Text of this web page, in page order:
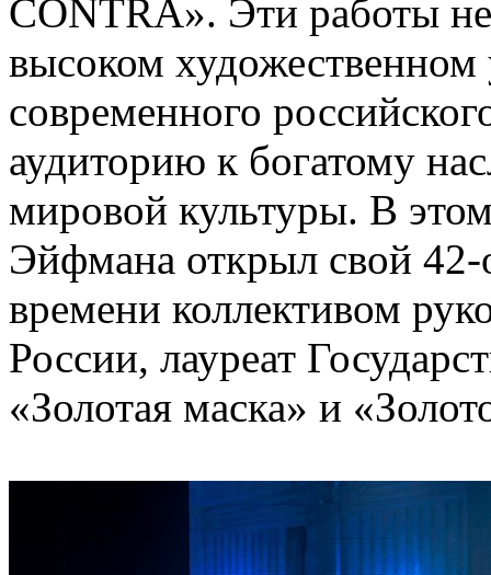
CONTRA». Эти работы
высоком
современного
аудиторию к богатому
мировой культуры. В
Эйфмана открыл свой 42-
времени коллективом
России, лауреат
«Золотая маска» и